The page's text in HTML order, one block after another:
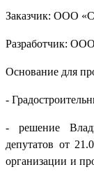
Заказчик: ООО
Разработчик:
Основание для
-
- решение
депутатов от
организации и